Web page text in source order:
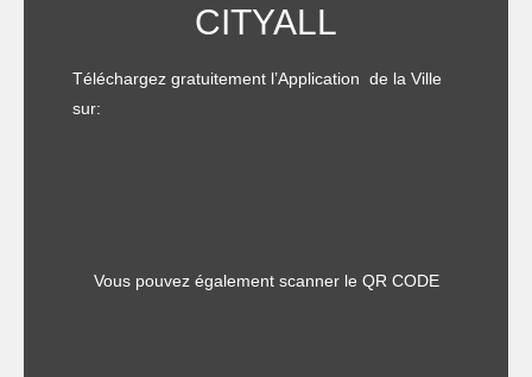
CITYALL
Téléchargez gratuitement l’Application de la Ville
sur:
Vous pouvez également scanner le QR CODE